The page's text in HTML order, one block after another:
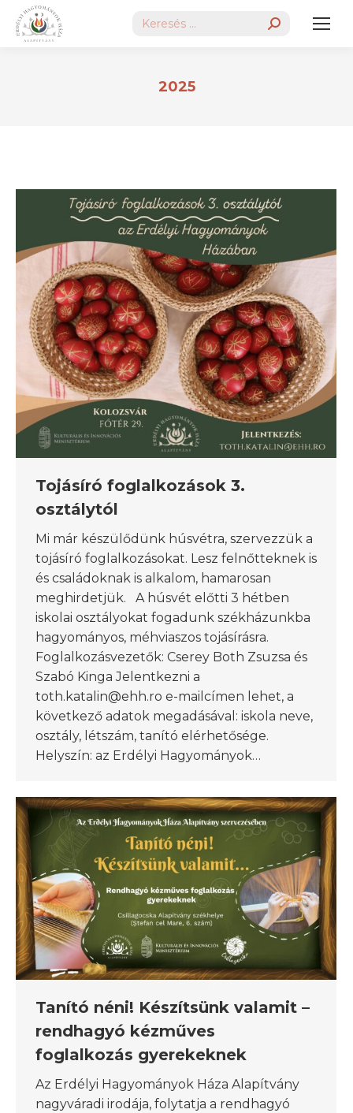
Search:
2025
Tojásíró foglalkozások 3.
osztálytól
Mi már készülődünk húsvétra, szervezzük a
tojásíró foglalkozásokat. Lesz felnőtteknek is
és családoknak is alkalom, hamarosan
meghirdetjük. A húsvét előtti 3 hétben
iskolai osztályokat fogadunk székházunkba
hagyományos, méhviaszos tojásírásra.
Foglalkozásvezetők: Cserey Both Zsuzsa és
Szabó Kinga Jelentkezni a
toth.katalin@ehh.ro e-mailcímen lehet, a
következő adatok megadásával: iskola neve,
osztály, létszám, tanító elérhetősége.
Helyszín: az Erdélyi Hagyományok…
Tanító néni! Készítsünk valamit –
rendhagyó kézműves
foglalkozás gyerekeknek
Az Erdélyi Hagyományok Háza Alapítvány
nagyváradi irodája, folytatja a rendhagyó